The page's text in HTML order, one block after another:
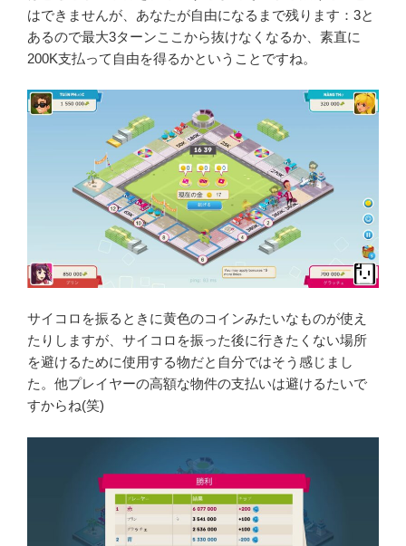
はできませんが、あなたが自由になるまで残ります：3と
あるので最大3ターンここから抜けなくなるか、素直に
200K支払って自由を得るかということですね。
サイコロを振るときに黄色のコインみたいなものが使え
たりしますが、サイコロを振った後に行きたくない場所
を避けるために使用する物だと自分ではそう感じまし
た。他プレイヤーの高額な物件の支払いは避けるたいで
すからね(笑)